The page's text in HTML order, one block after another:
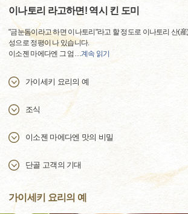
이나토리 라고하면! 역시 킨 도미
"금눈돔이라고 하면 이나토리"라고 할 정도로 이나토리 산(
성으로 정평이 나 있습니다.
이소젠 마에다엔 그 엄 …계속 읽기
가이세키 요리의 예
조식
이소젠 마에다엔 맛의 비밀
단골 고객의 기대
가이세키 요리의 예